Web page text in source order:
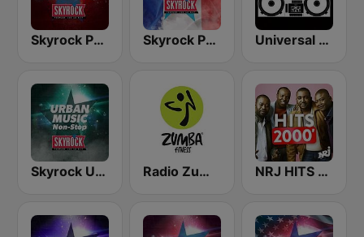
Skyrock Premier sur le Rap Skyrock PLM Universal RAP
Skyrock Urban Music Non-Stop Radio Zumba NRJ HITS 2000'